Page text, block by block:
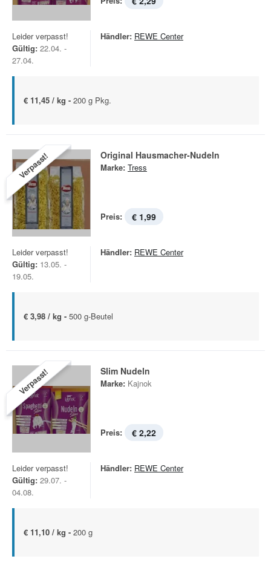
Leider verpasst!
Gültig: 22.04. -
27.04.
Händler: REWE Center
€ 11,45 / kg - 200 g Pkg.
Verpasst! Original Hausmacher-Nudeln
Marke: Tress
Preis: € 1,99
Leider verpasst!
Gültig: 13.05. -
19.05.
Händler: REWE Center
€ 3,98 / kg - 500 g-Beutel
Verpasst! Slim Nudeln
Marke: Kajnok
Preis: € 2,22
Leider verpasst!
Gültig: 29.07. -
04.08.
Händler: REWE Center
€ 11,10 / kg - 200 g